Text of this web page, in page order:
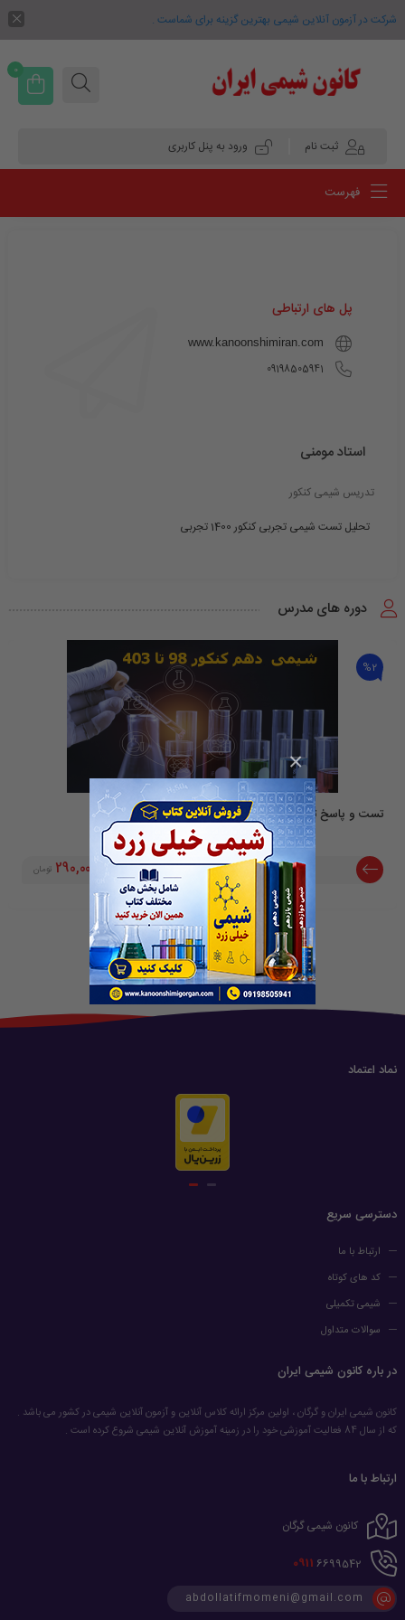
×
شرکت در آزمون آنلاین شیمی بهترین گزینه برای شماست .
ثبت نام ورود به پنل کاربری
0
فهرست
پل های ارتباطی
www.kanoonshimiran.com
استاد مومنی
تدریس شیمی کنکور
تحلیل تست شیمی تجربی کنکور 1400 تجربی
دوره های مدرس
%2
تست و پاسخ تشریحی شیمی کنکور 98 تا 402
295,000
290,000 تومان
نماد اعتماد
دسترسی سریع
ارتباط با ما
کد های کوتاه
شیمی تکمیلی
سوالات متداول
در باره کانون شیمی ایران
کانون شیمی ایران و گرگان ، اولین مرکز ارائه کلاس آنلاین و آزمون آنلاین شیمی در کشور می باشد .
که از سال 84 فعالیت آموزشی خود را در زمینه آموزش آنلاین شیمی شروع کرده است .
ارتباط با ما
کانون شیمی گرگان
0911 6699542
abdollatifmomeni@gmail.com